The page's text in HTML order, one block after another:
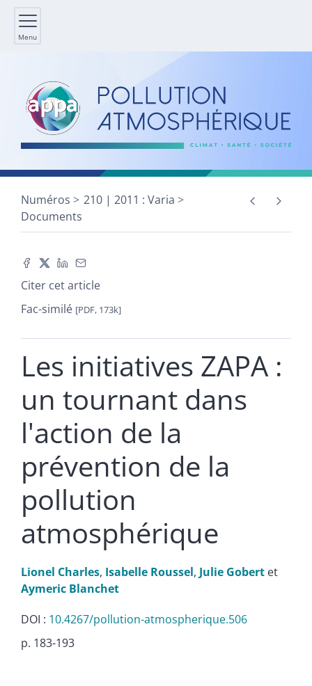
Menu
Numéros
210 | 2011 : Varia
Documents
Citer cet article
Fac-similé [PDF, 173k]
Les initiatives ZAPA :
un tournant dans
l'action de la
prévention de la
pollution
atmosphérique
Lionel Charles, Isabelle Roussel, Julie Gobert et
Aymeric Blanchet
DOI : 10.4267/pollution-atmospherique.506
p. 183-193